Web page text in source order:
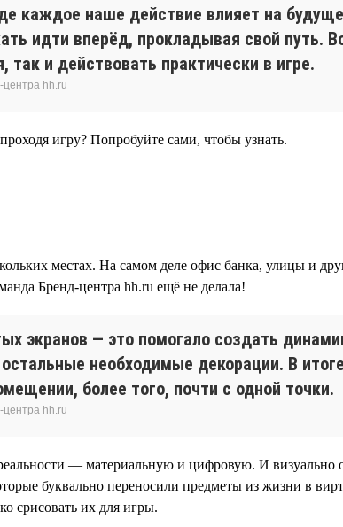
каждое наше действие влияет на
идти вперёд, прокладывая свой путь.
и действовать практически в игре.
центра hh.ru
игру? Попробуйте сами, чтобы узнать.
местах. На самом деле офис банка, улицы и
Бренд-центра hh.ru ещё не делала!
экранов — это помогало создать
необходимые декорации. В
более того, почти с одной точки.
центра hh.ru
— материальную и цифровую. И визуально
буквально переносили предметы из жизни в
срисовать их для игры.